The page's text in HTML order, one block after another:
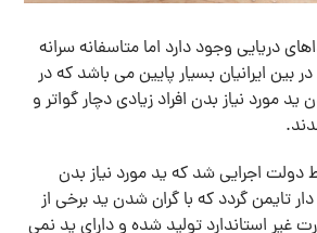
دریایی وجود دارد اما متاسفانه سرانه
بین ایرانیان بسیار پایین می باشد که در
مورد نیاز بدن افراد زیادی دچار گواتر و
دولت اجرایی شد که ید مورد نیاز بدن
تایمن گردد که با گران شدن ید برخی از
غیر استاندارد تولید شده و دارای ید نمی